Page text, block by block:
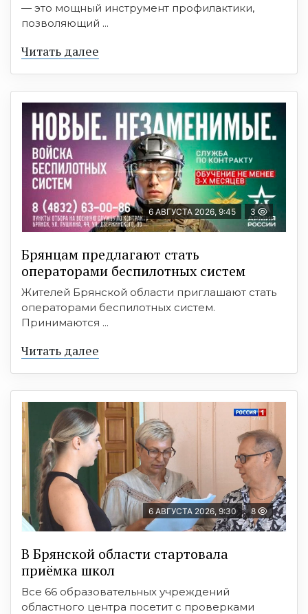
— это мощный инструмент профилактики,
позволяющий ...
Читать далее
6 АВГУСТА 2026, 9:45 3
Брянцам предлагают cтать
оперaтoрами бeспилотных систeм
Жителей Брянской области приглашают стать
операторами беспилотных систем.
Принимаются ...
Читать далее
6 АВГУСТА 2026, 9:30 8
В Брянской области стартовала
приёмка школ
Все 66 образовательных учреждений
областного центра посетит с проверками